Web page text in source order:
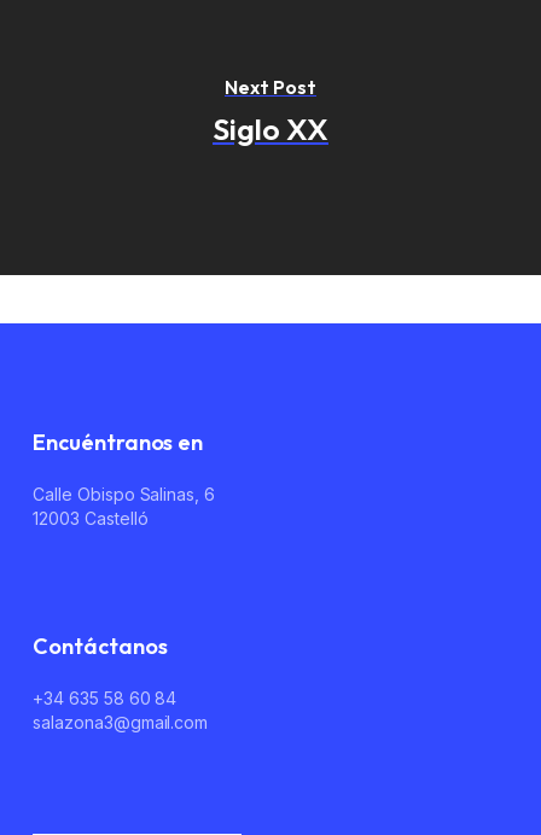
No hay productos en el carrito.
Next Post
Siglo XX
Encuéntranos en
Calle Obispo Salinas, 6
12003 Castelló
Contáctanos
+34 635 58 60 84
salazona3@gmail.com